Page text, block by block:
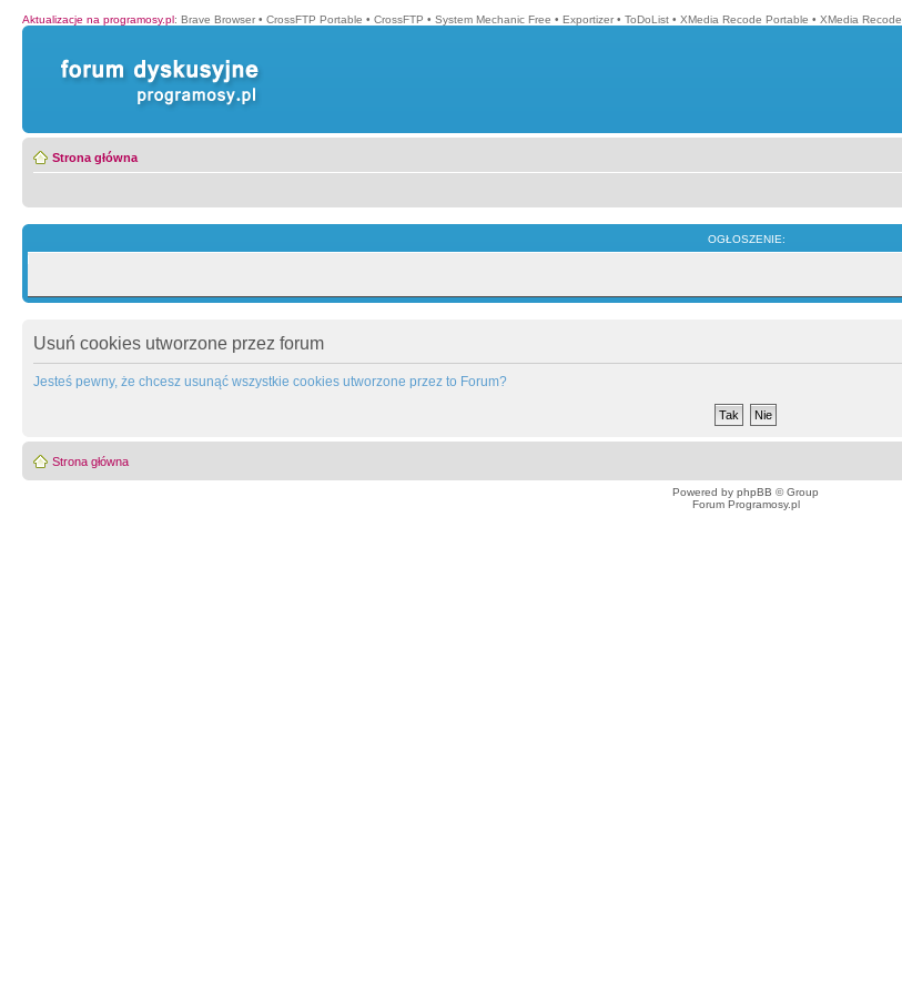
Aktualizacje na programosy.pl: Brave Browser • CrossFTP Portable • CrossFTP • System Mechanic Free • Exportizer • ToDoList • XMedia Recode Portable • XMedia Recode
Strona główna
OGŁOSZENIE:
Usuń cookies utworzone przez forum
Jesteś pewny, że chcesz usunąć wszystkie cookies utworzone przez to Forum?
Strona główna
Powered by phpBB © Group
Forum Programosy.pl